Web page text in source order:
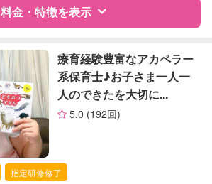
対応可否は個別に相談
なし
お引き受けしていません
対応不可
料金・特徴を表示
レビュー
企業型割引対象(旧内閣府補助対象)
自治体届出済ベビーシッター
保育士
幼稚園教諭
療育経験豊富なアカペラー
系保育士♪お子さま一人一
人のできたを大切に...
5.0 (192回)
指定研修修了